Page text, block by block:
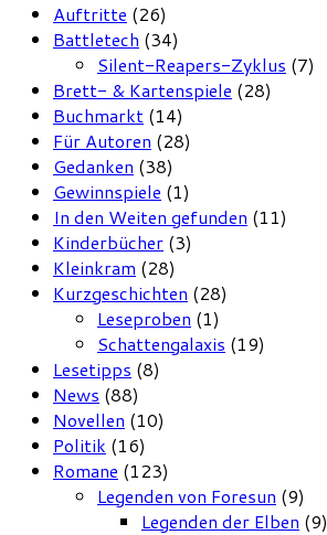
Auftritte (26)
Battletech (34)
Silent-Reapers-Zyklus (7)
Brett- & Kartenspiele (28)
Buchmarkt (14)
Für Autoren (28)
Gedanken (38)
Gewinnspiele (1)
In den Weiten gefunden (11)
Kinderbücher (3)
Kleinkram (28)
Kurzgeschichten (28)
Leseproben (1)
Schattengalaxis (19)
Lesetipps (8)
News (88)
Novellen (10)
Politik (16)
Romane (123)
Legenden von Foresun (9)
Legenden der Elben (9)